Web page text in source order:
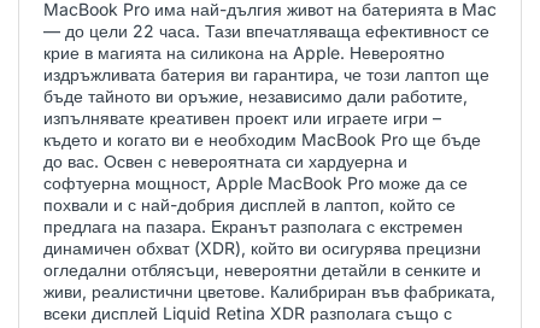
MacBook Pro има най-дългия живот на батерията в Mac
— до цели 22 часа. Тази впечатляваща ефективност се
крие в магията на силикона на Apple. Невероятно
издръжливата батерия ви гарантира, че този лаптоп ще
бъде тайното ви оръжие, независимо дали работите,
изпълнявате креативен проект или играете игри –
където и когато ви е необходим MacBook Pro ще бъде
до вас. Освен с невероятната си хардуерна и
софтуерна мощност, Apple MacBook Pro може да се
похвали и с най-добрия дисплей в лаптоп, който се
предлага на пазара. Екранът разполага с екстремен
динамичен обхват (XDR), който ви осигурява прецизни
огледални отблясъци, невероятни детайли в сенките и
живи, реалистични цветове. Калибриран във фабриката,
всеки дисплей Liquid Retina XDR разполага също с